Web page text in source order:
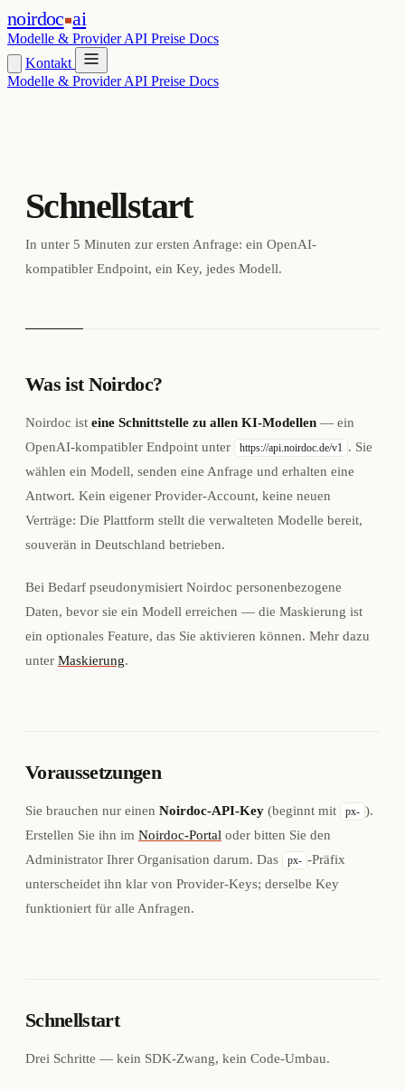
noirdoc ai
Modelle & ProviderAPI Preise Docs
Kontakt
Modelle & ProviderAPI Preise Docs
Schnellstart
In unter 5 Minuten zur ersten Anfrage: ein OpenAI-
kompatibler Endpoint, ein Key, jedes Modell.
Was ist Noirdoc?
Noirdoc ist eine Schnittstelle zu allen KI-Modellen — ein
OpenAI-kompatibler Endpoint unter
https://api.noirdoc.de/v1
. Sie
wählen ein Modell, senden eine Anfrage und erhalten eine
Antwort. Kein eigener Provider-Account, keine neuen
Verträge: Die Plattform stellt die verwalteten Modelle bereit,
souverän in Deutschland betrieben.
Bei Bedarf pseudonymisiert Noirdoc personenbezogene
Daten, bevor sie ein Modell erreichen — die Maskierung ist
ein optionales Feature, das Sie aktivieren können. Mehr dazu
unter Maskierung.
Voraussetzungen
Sie brauchen nur einen Noirdoc-API-Key (beginnt mit px- ).
Erstellen Sie ihn im Noirdoc-Portal oder bitten Sie den
Administrator Ihrer Organisation darum. Das
px- -Präfix
unterscheidet ihn klar von Provider-Keys; derselbe Key
funktioniert für alle Anfragen.
Schnellstart
Drei Schritte — kein SDK-Zwang, kein Code-Umbau.